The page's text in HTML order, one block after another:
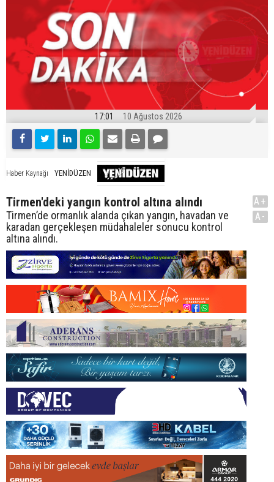
17:01 10 Ağustos 2026
Haber Kaynağı YENİDÜZEN
Tirmen'deki yangın kontrol altına alındı
Tirmen’de ormanlık alanda çıkan yangın, havadan ve
karadan gerçekleşen müdahaleler sonucu kontrol
altına alındı.
A+
A-